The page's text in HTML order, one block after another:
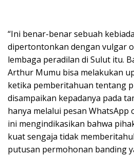
“Ini benar-benar sebuah
dipertontonkan dengan vulgar
lembaga peradilan di Sulut itu.
Arthur Mumu bisa melakukan
ketika pemberitahuan tentang
disampaikan kepadanya pada
hanya melalui pesan WhatsApp
ini mengindikasikan bahwa
kuat sengaja tidak
putusan permohonan banding